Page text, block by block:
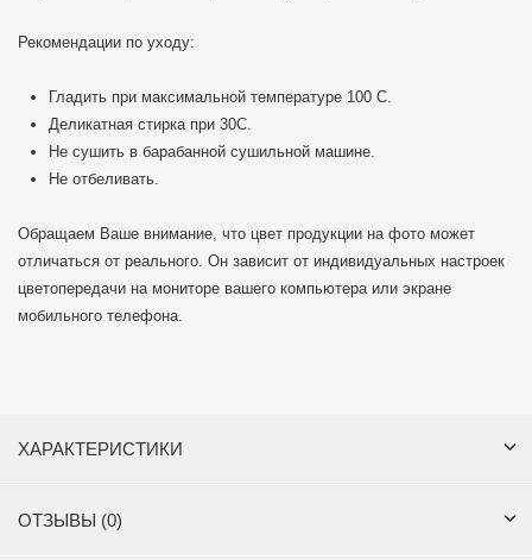
Рекомендации по уходу:
Гладить при максимальной температуре 100 C.
Деликатная стирка при 30С.
Не сушить в барабанной сушильной машине.
Не отбеливать.
Обращаем Ваше внимание, что цвет продукции на фото может
отличаться от реального. Он зависит от индивидуальных настроек
цветопередачи на мониторе вашего компьютера или экране
мобильного телефона.
ХАРАКТЕРИСТИКИ
ОТЗЫВЫ (0)